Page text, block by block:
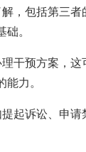
，包括第三
。
干预方案，
力。
起诉讼、申